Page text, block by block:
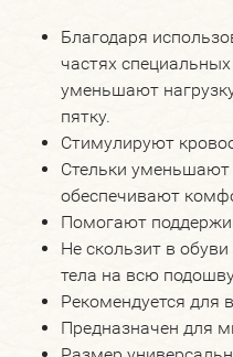
Благодаря
частях
уменьшают
пятку.
Стимулируют
Стельки
обеспечивают
Помогают
Не скользит в
тела на всю
Рекомендуется для
Предназначен для